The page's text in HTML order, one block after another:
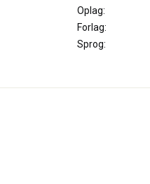
Oplag:
Forlag:
Sprog: